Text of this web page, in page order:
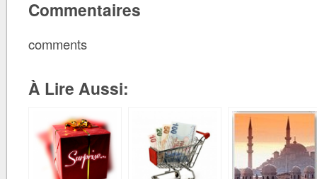
Commentaires
comments
À Lire Aussi: